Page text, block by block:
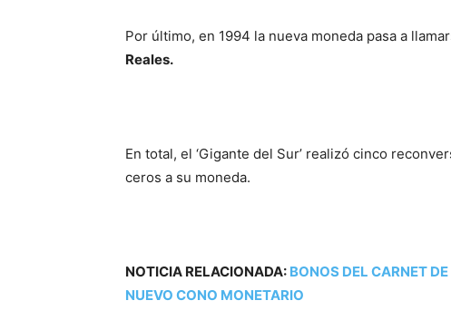
Por último, en 1994 la nueva moneda pasa a
Reales.
En total, el ‘Gigante del Sur’ realizó cinco
ceros a su moneda.
NOTICIA RELACIONADA: BONOS DEL CARNET
NUEVO CONO MONETARIO